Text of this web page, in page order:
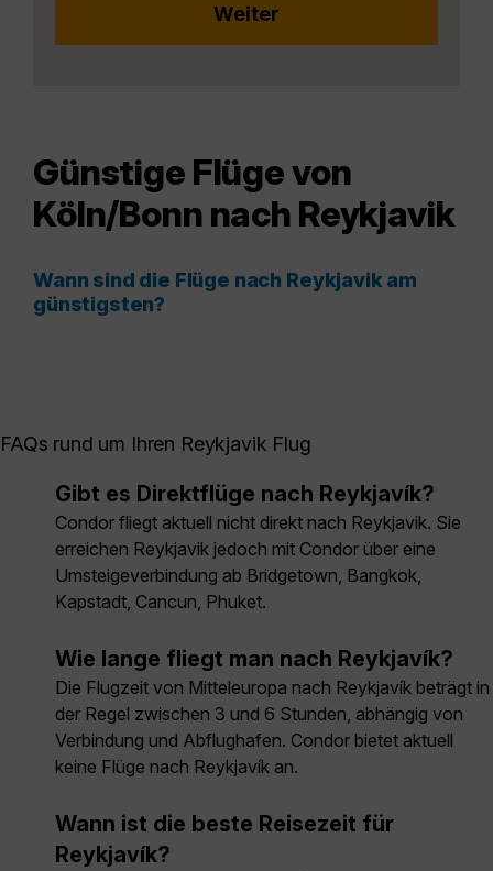
Günstige Flüge von
Köln/Bonn nach Reykjavik
Wann sind die Flüge nach Reykjavik am
günstigsten?
FAQs rund um Ihren Reykjavik Flug
Gibt es Direktflüge nach Reykjavík?
Condor fliegt aktuell nicht direkt nach Reykjavik. Sie
erreichen Reykjavik jedoch mit Condor über eine
Umsteigeverbindung ab Bridgetown, Bangkok,
Kapstadt, Cancun, Phuket.
Wie lange fliegt man nach Reykjavík?
Die Flugzeit von Mitteleuropa nach Reykjavík beträgt in
der Regel zwischen 3 und 6 Stunden, abhängig von
Verbindung und Abflughafen. Condor bietet aktuell
keine Flüge nach Reykjavík an.
Wann ist die beste Reisezeit für
Reykjavík?